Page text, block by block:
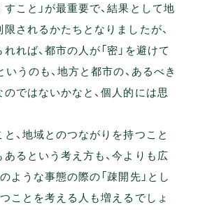
こと」が最重要で、結果として地
されるかたちとなりましたが、
れば、都市の人が「密」を避けて
いうのも、地方と都市の、あるべき
ではないかなと、個人的には思
、地域とのつながりを持つこと
るという考え方も、今よりも広
ような事態の際の「疎開先」とし
ことを考える人も増えるでしょ